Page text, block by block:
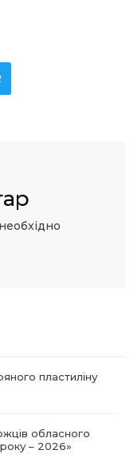
пластиліну
обласного
– 2026»